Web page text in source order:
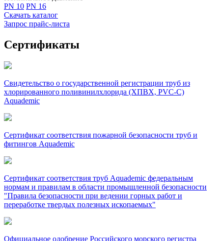
PN 10 PN 16
Скачать каталог
Запрос прайс-листа
Сертификаты
Свидетельство о государственной регистрации труб из
хлорированного поливинилхлорида (ХПВХ, PVC-C)
Aquademic
Сертификат соответствия пожарной безопасности труб и
фитингов Aquademic
Сертификат соответствия труб Aquademic федеральным
нормам и правилам в области промышленной безопасности
"Правила безопасности при ведении горных работ и
переработке твердых полезных ископаемых"
Официальное одобрение Российского морского регистра